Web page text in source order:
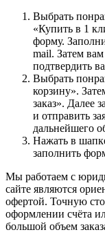
Выбрать
«Купить в 1
форму.
mail. Затем
подтвердить
Выбрать
корзину».
заказ». Далее
и отправить
дальнейшего
Нажать в
заполнить
Мы работаем с
сайте являются
офертой. Точную
оформлении счёта
большой объем